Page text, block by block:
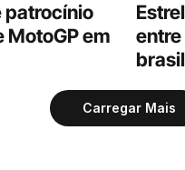
patrocínio
MotoGP em
Carregar Mais